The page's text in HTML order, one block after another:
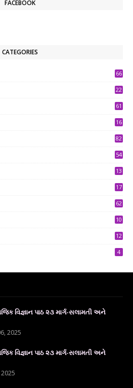
FACEBOOK
CATEGORIES
66
22
61
16
82
54
13
17
62
10
12
4
વિજ્ઞાન પાઠ ૨૩ માર્ગ-સલામતી અને
2025
વિજ્ઞાન પાઠ ૨૩ માર્ગ-સલામતી અને